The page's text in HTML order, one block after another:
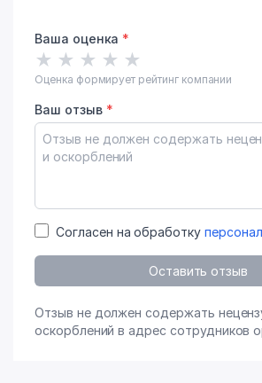
Ваша оценка *
★ ★ ★ ★ ★
Оценка формирует рейтинг компании
Ваш отзыв *
Согласен на обработку
Оставить отзыв
Отзыв не должен содержать
оскорблений в адрес сотрудников